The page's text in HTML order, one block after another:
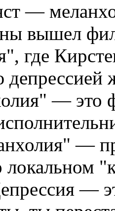
—
вышел
где
— это
—
локальном
—